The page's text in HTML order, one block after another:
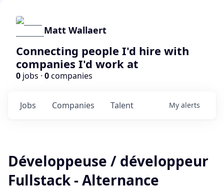
Matt Wallaert
Connecting people I'd hire with
companies I'd work at
0 jobs · 0companies
Jobs Companies Talent My alerts
Développeuse / développeur
Fullstack - Alternance